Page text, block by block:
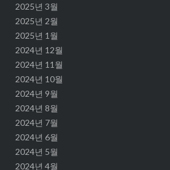
2025년 3월
2025년 2월
2025년 1월
2024년 12월
2024년 11월
2024년 10월
2024년 9월
2024년 8월
2024년 7월
2024년 6월
2024년 5월
2024년 4월